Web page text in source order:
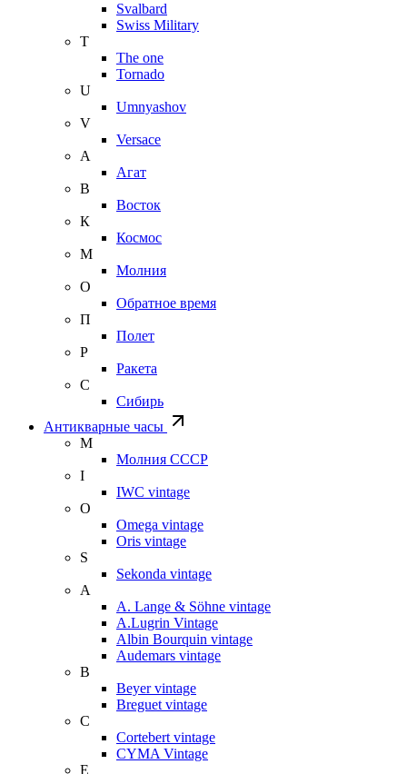
Svalbard
Swiss Military
T
The one
Tornado
U
Umnyashov
V
Versace
А
Агат
В
Восток
К
Космос
М
Молния
О
Обратное время
П
Полет
Р
Ракета
С
Сибирь
Антикварные часы
М
Молния СССР
I
IWC vintage
O
Omega vintage
Oris vintage
S
Sekonda vintage
A
A. Lange & Söhne vintage
A.Lugrin Vintage
Albin Bourquin vintage
Audemars vintage
B
Beyer vintage
Breguet vintage
C
Cortebert vintage
CYMA Vintage
E